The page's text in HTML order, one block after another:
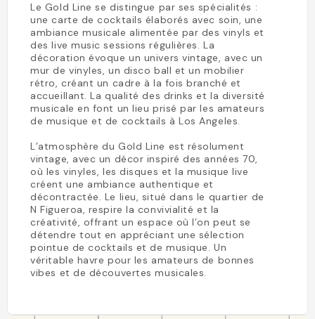
Le Gold Line se distingue par ses spécialités :
une carte de cocktails élaborés avec soin, une
ambiance musicale alimentée par des vinyls et
des live music sessions régulières. La
décoration évoque un univers vintage, avec un
mur de vinyles, un disco ball et un mobilier
rétro, créant un cadre à la fois branché et
accueillant. La qualité des drinks et la diversité
musicale en font un lieu prisé par les amateurs
de musique et de cocktails à Los Angeles.
L’atmosphère du Gold Line est résolument
vintage, avec un décor inspiré des années 70,
où les vinyles, les disques et la musique live
créent une ambiance authentique et
décontractée. Le lieu, situé dans le quartier de
N Figueroa, respire la convivialité et la
créativité, offrant un espace où l’on peut se
détendre tout en appréciant une sélection
pointue de cocktails et de musique. Un
véritable havre pour les amateurs de bonnes
vibes et de découvertes musicales.